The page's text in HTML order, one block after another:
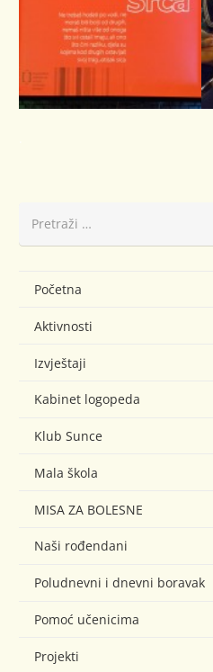
Početna
Aktivnosti
Izvještaji
Kabinet logopeda
Klub Sunce
Mala škola
MISA ZA BOLESNE
Naši rođendani
Poludnevni i dnevni boravak
Pomoć učenicima
Projekti